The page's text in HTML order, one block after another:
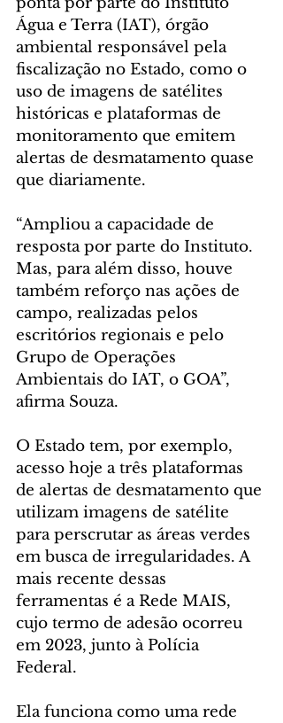
Água e Terra (IAT), órgão
ambiental responsável pela
fiscalização no Estado, como o
uso de imagens de satélites
históricas e plataformas de
monitoramento que emitem
alertas de desmatamento quase
que diariamente.
“Ampliou a capacidade de
resposta por parte do Instituto.
Mas, para além disso, houve
também reforço nas ações de
campo, realizadas pelos
escritórios regionais e pelo
Grupo de Operações
Ambientais do IAT, o GOA”,
afirma Souza.
O Estado tem, por exemplo,
acesso hoje a três plataformas
de alertas de desmatamento que
utilizam imagens de satélite
para perscrutar as áreas verdes
em busca de irregularidades. A
mais recente dessas
ferramentas é a Rede MAIS,
cujo termo de adesão ocorreu
em 2023, junto à Polícia
Federal.
Ela funciona como uma rede